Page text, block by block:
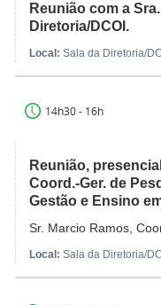
Reunião com a
Diretoria/DCOI.
Local: Sala da Diretoria/
14h30 - 16h
Reunião,
Coord.-Ger. de
Gestão e Ensino
Sr. Marcio Ramos,
Local: Sala da Diretoria/